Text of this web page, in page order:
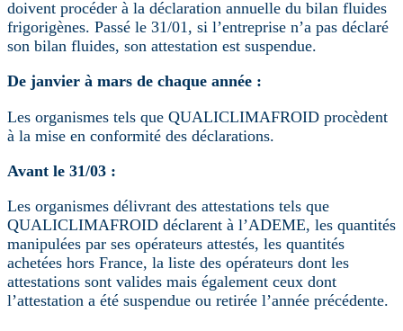
doivent procéder à la déclaration annuelle du bilan fluides
frigorigènes. Passé le 31/01, si l’entreprise n’a pas déclaré
son bilan fluides, son attestation est suspendue.
De janvier à mars de chaque année :
Les organismes tels que QUALICLIMAFROID procèdent
à la mise en conformité des déclarations.
Avant le 31/03 :
Les organismes délivrant des attestations tels que
QUALICLIMAFROID déclarent à l’ADEME, les quantités
manipulées par ses opérateurs attestés, les quantités
achetées hors France, la liste des opérateurs dont les
attestations sont valides mais également ceux dont
l’attestation a été suspendue ou retirée l’année précédente.